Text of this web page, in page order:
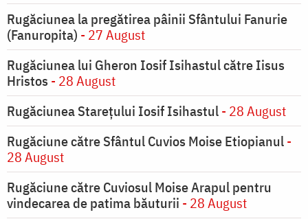
Rugăciunea la pregătirea pâinii Sfântului Fanurie
(Fanuropita) - 27 August
Rugăciunea lui Gheron Iosif Isihastul către Iisus
Hristos - 28 August
Rugăciunea Starețului Iosif Isihastul- 28 August
Rugăciune către Sfântul Cuvios Moise Etiopianul-
28 August
Rugăciune către Cuviosul Moise Arapul pentru
vindecarea de patima băuturii - 28 August